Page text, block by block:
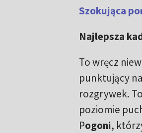
Szokująca
Najlepsza
To wręcz
punktujący
rozgrywek.
poziomie
Pogoni,